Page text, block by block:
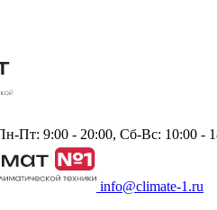
Пт: 9:00 - 20:00, Сб-Вс: 10:00 -
info@climate-1.ru